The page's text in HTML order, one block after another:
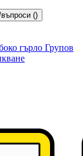
()
гърло Групов